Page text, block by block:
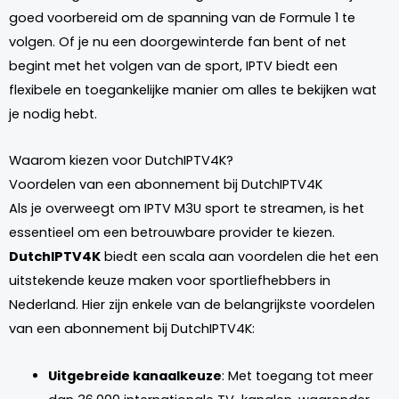
goed voorbereid om de spanning van de Formule 1 te
volgen. Of je nu een doorgewinterde fan bent of net
begint met het volgen van de sport, IPTV biedt een
flexibele en toegankelijke manier om alles te bekijken wat
je nodig hebt.
Waarom kiezen voor DutchIPTV4K?
Voordelen van een abonnement bij DutchIPTV4K
Als je overweegt om IPTV M3U sport te streamen, is het
essentieel om een betrouwbare provider te kiezen.
DutchIPTV4K biedt een scala aan voordelen die het een
uitstekende keuze maken voor sportliefhebbers in
Nederland. Hier zijn enkele van de belangrijkste voordelen
van een abonnement bij DutchIPTV4K:
Uitgebreide kanaalkeuze: Met toegang tot meer